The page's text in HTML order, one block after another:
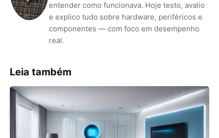
entender como funcionava. Hoje testo, avalio
e explico tudo sobre hardware, periféricos e
componentes — com foco em desempenho
real.
Leia também